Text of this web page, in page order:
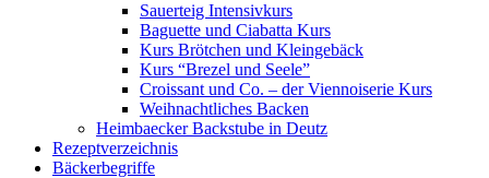
Sauerteig Intensivkurs
Baguette und Ciabatta Kurs
Kurs Brötchen und Kleingebäck
Kurs “Brezel und Seele”
Croissant und Co. – der Viennoiserie Kurs
Weihnachtliches Backen
Heimbaecker Backstube in Deutz
Rezeptverzeichnis
Bäckerbegriffe